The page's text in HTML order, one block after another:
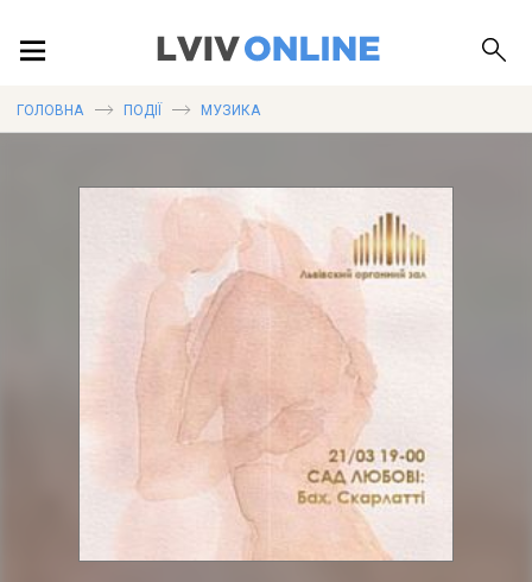
ПУБЛІКАЦІЇ
ДОВІДКА
ГОЛОВНА ПОДІЇ МУЗИКА